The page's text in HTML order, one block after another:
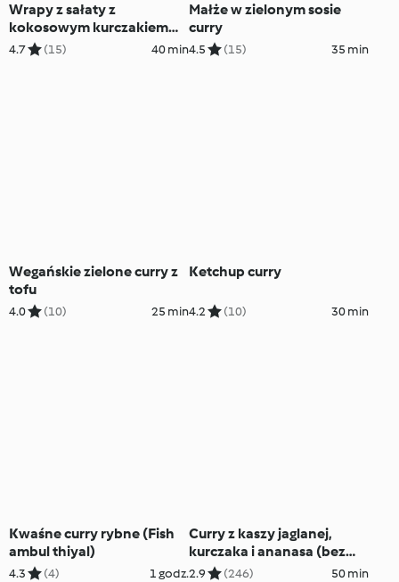
Wrapy z sałaty z
kokosowym kurczakiem
curry
4.7 (15) 40 min
Małże w zielonym sosie
curry
4.5 (15) 35 min
Wegańskie zielone curry z
tofu
4.0 (10) 25 min
Ketchup curry
4.2 (10) 30 min
Kwaśne curry rybne (Fish
ambul thiyal)
4.3 (4) 1 godz.
Curry z kaszy jaglanej,
kurczaka i ananasa (bez
glutenu)
2.9 (246) 50 min